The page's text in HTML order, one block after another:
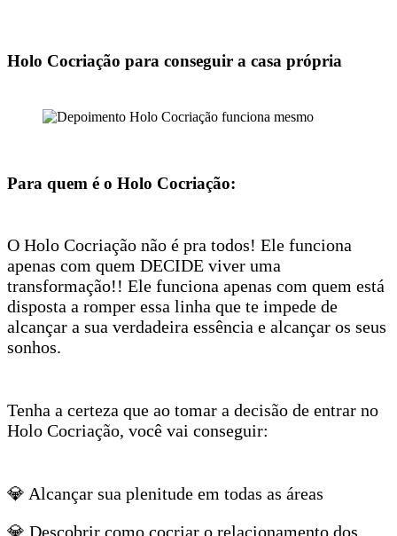
Holo Cocriação para conseguir a casa própria
Para quem é o Holo Cocriação:
O Holo Cocriação não é pra todos! Ele funciona
apenas com quem DECIDE viver uma
transformação!! Ele funciona apenas com quem está
disposta a romper essa linha que te impede de
alcançar a sua verdadeira essência e alcançar os seus
sonhos.
Tenha a certeza que ao tomar a decisão de entrar no
Holo Cocriação, você vai conseguir:
💎 Alcançar sua plenitude em todas as áreas
💎 Descobrir como cocriar o relacionamento dos